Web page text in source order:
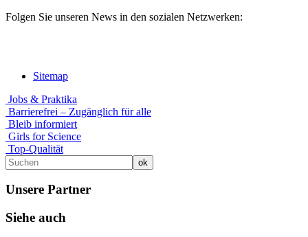
Folgen Sie unseren News in den sozialen Netzwerken:
Sitemap
Jobs & Praktika
Barrierefrei – Zugänglich für alle
Bleib informiert
Girls for Science
Top-Qualität
Unsere Partner
Siehe auch